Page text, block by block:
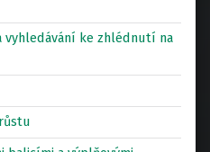
vyhledávání ke zhlédnutí na